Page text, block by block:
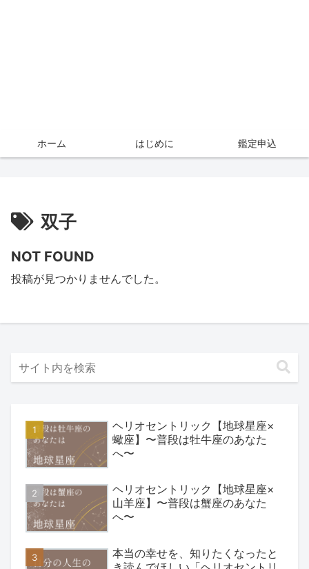
ホーム はじめに 鑑定申込
双子
NOT FOUND
投稿が見つかりませんでした。
ヘリオセントリック【地球星座×
蠍座】〜普段は牡牛座のあなた
へ〜
ヘリオセントリック【地球星座×
山羊座】〜普段は蟹座のあなた
へ〜
本当の幸せを、知りたくなったと